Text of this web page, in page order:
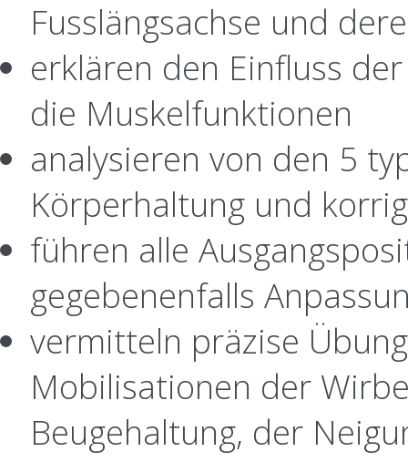
Fusslängsachse und
erklären den Einfluss
die Muskelfunktionen
analysieren von den 5
Körperhaltung und
führen alle
gegebenenfalls
vermitteln präzise
Mobilisationen der
Beugehaltung, der